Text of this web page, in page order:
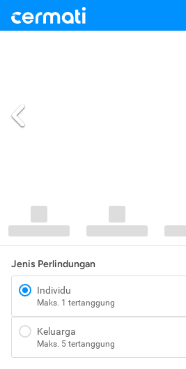
Jenis Perlindungan
Individu
Maks. 1 tertanggung
Keluarga
Maks. 5 tertanggung